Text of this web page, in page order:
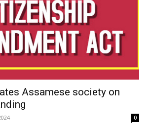
Assamese society on
0